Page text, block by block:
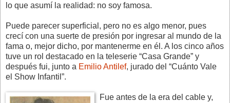
lo que asumí la realidad: no soy famosa.
Puede parecer superficial, pero no es algo menor, pues
crecí con una suerte de presión por ingresar al mundo de la
fama o, mejor dicho, por mantenerme en él. A los cinco años
tuve un rol destacado en la teleserie “Casa Grande” y
después fui, junto a Emilio Antilef, jurado del “Cuánto Vale
el Show Infantil”.
Fue antes de la era del cable y,